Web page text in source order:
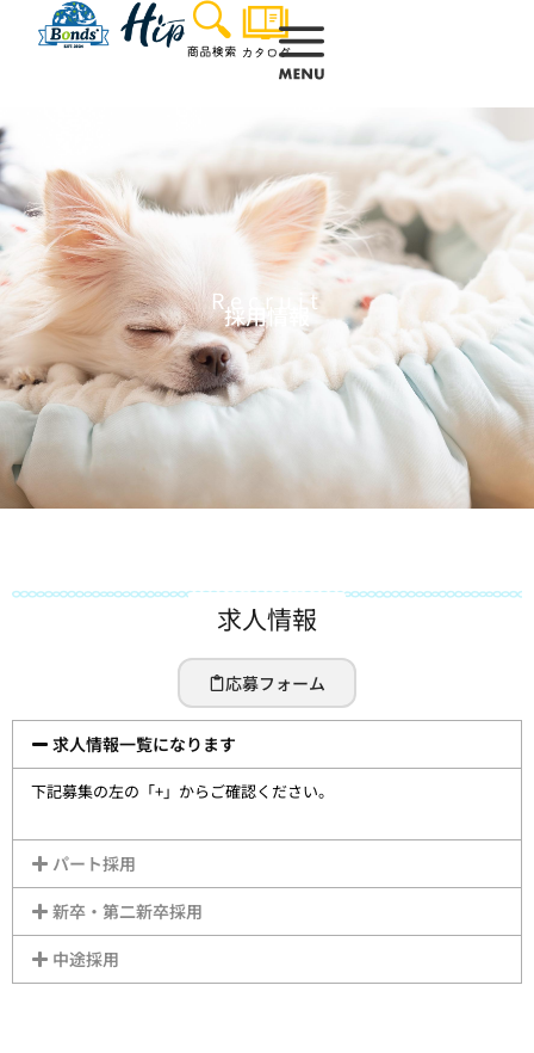
キ
ッ
プ
Recruit
採用情報
求人情報
応募フォーム
求人情報一覧になります
下記募集の左の「+」からご確認ください。
パート採用
新卒・第二新卒採用
中途採用